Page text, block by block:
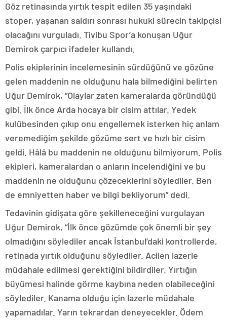
Göz retinasında yırtık tespit edilen 35 yaşındaki
stoper, yaşanan saldırı sonrası hukuki sürecin takipçisi
olacağını vurguladı. Tivibu Spor’a konuşan Uğur
Demirok çarpıcı ifadeler kullandı.
Polis ekiplerinin incelemesinin sürdüğünü ve gözüne
gelen maddenin ne olduğunu hala bilmediğini belirten
Uğur Demirok, “Olaylar zaten kameralarda göründüğü
gibi. İlk önce Arda hocaya bir cisim attılar. Yedek
kulübesinden çıkıp onu engellemek isterken hiç anlam
veremediğim şekilde gözüme sert ve hızlı bir cisim
geldi. Hâlâ bu maddenin ne olduğunu bilmiyorum. Polis
ekipleri, kameralardan o anların incelendiğini ve bu
maddenin ne olduğunu çözeceklerini söylediler. Ben
de emniyetten haber ve bilgi bekliyorum” dedi.
Tedavinin gidişata göre şekilleneceğini vurgulayan
Uğur Demirok, “İlk önce gözümde çok önemli bir şey
olmadığını söylediler ancak İstanbul’daki kontrollerde,
retinada yırtık olduğunu söylediler. Acilen lazerle
müdahale edilmesi gerektiğini bildirdiler. Yırtığın
büyümesi halinde görme kaybına neden olabileceğini
söylediler. Kanama olduğu için lazerle müdahale
yapamadılar. Yarın tekrardan deneyecekler. Ödem